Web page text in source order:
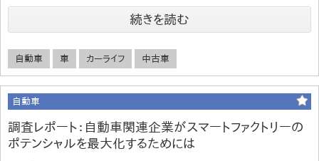
続きを読む
自動車 車 カーライフ 中古車
自動車
調査レポート：自動車関連企業がスマートファクトリーの
ポテンシャルを最大化するためには